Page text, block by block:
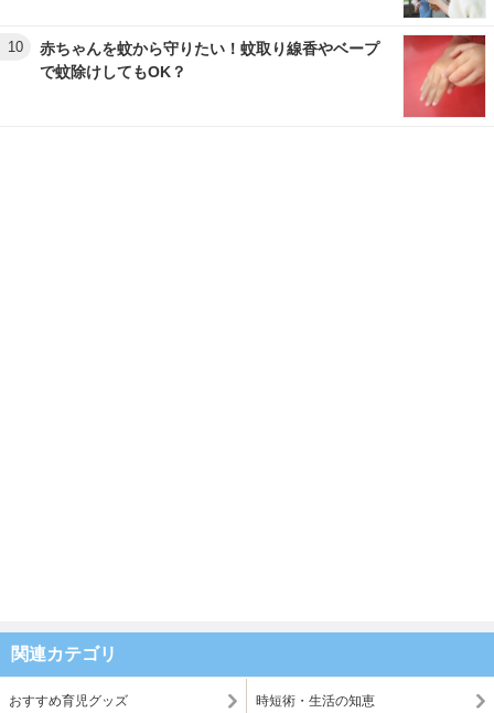
10
赤ちゃんを蚊から守りたい！蚊取り線香やベープ
で蚊除けしてもOK？
関連カテゴリ
おすすめ育児グッズ 時短術・生活の知恵